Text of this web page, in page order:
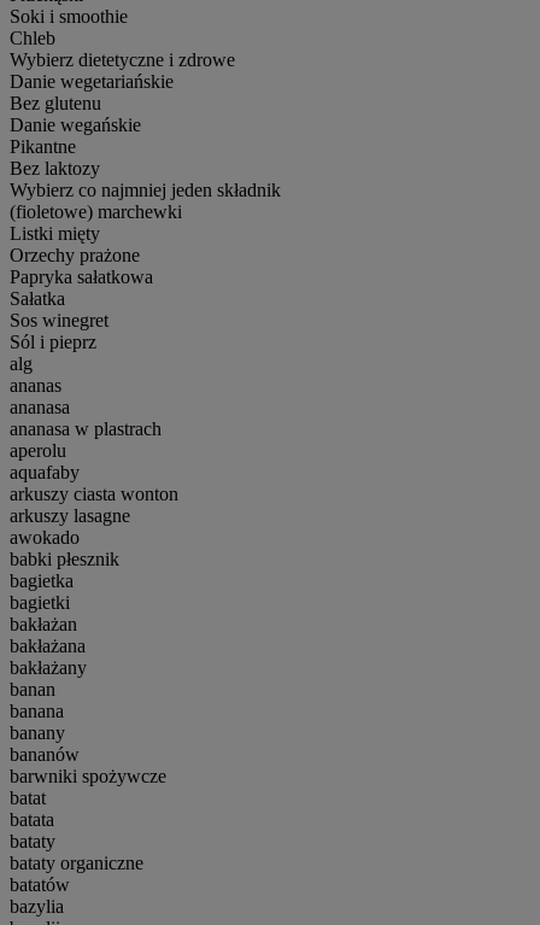
Soki i smoothie
Chleb
Wybierz dietetyczne i zdrowe
Danie wegetariańskie
Bez glutenu
Danie wegańskie
Pikantne
Bez laktozy
Wybierz co najmniej jeden składnik
(fioletowe) marchewki
Listki mięty
Orzechy prażone
Papryka sałatkowa
Sałatka
Sos winegret
Sól i pieprz
alg
ananas
ananasa
ananasa w plastrach
aperolu
aquafaby
arkuszy ciasta wonton
arkuszy lasagne
awokado
babki płesznik
bagietka
bagietki
bakłażan
bakłażana
bakłażany
banan
banana
banany
bananów
barwniki spożywcze
batat
batata
bataty
bataty organiczne
batatów
bazylia